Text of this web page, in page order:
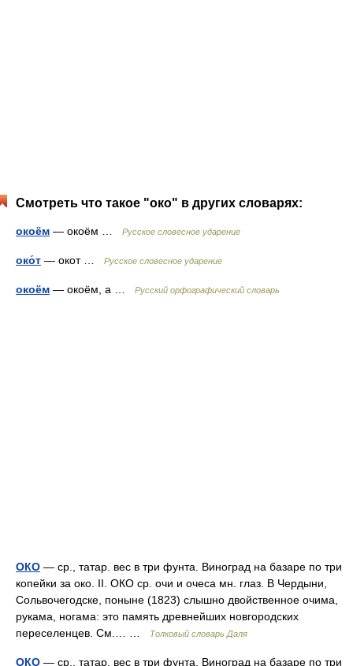
Смотреть что такое "око" в других словарях:
окоём — окоём … Русское словесное ударение
око́т — окот … Русское словесное ударение
окоём — окоём, а … Русский орфографический словарь
ОКО — ср., татар. вес в три фунта. Виноград на базаре по три
копейки за око. II. ОКО ср. очи и очеса мн. глаз. В Чердыни,
Сольвочегодске, поныне (1823) слышно двойственное очима,
рукама, ногама: это память древнейших новгородских
переселенцев. См.… …
Толковый словарь Даля
ОКО — ср., татар. вес в три фунта. Виноград на базаре по три